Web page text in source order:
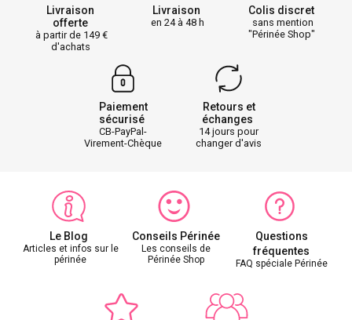
Livraison
offerte
à partir de 149
d'achats
Livraison
en 24 à 48 h
Colis discret
sans mention
"Périnée Shop"
Paiement
sécurisé
CB-PayPal-
Virement-Chèque
Retours et
échanges
14 jours pour
changer d'avis
Le Blog
Articles et infos sur le
périnée
Conseils Périnée
Les conseils de
Périnée Shop
Questions
fréquentes
FAQ spéciale Périnée